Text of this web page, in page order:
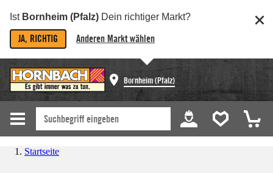
Ist Bornheim (Pfalz) Dein richtiger Markt?
JA, RICHTIG Anderen Markt wählen
Bornheim (Pfalz)
Startseite